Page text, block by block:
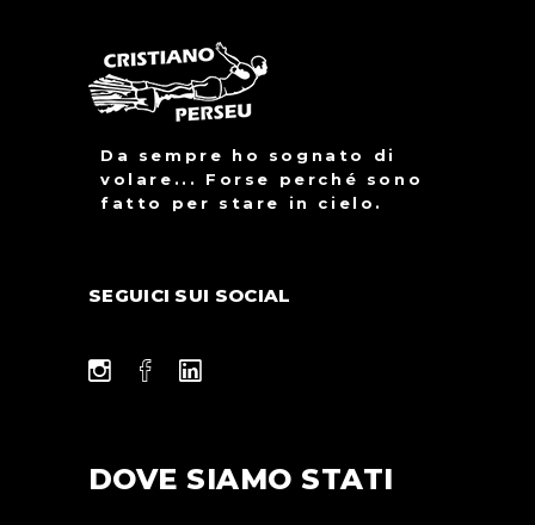
Da sempre ho sognato di
volare... Forse perché sono
fatto per stare in cielo.
SEGUICI SUI SOCIAL
DOVE SIAMO STATI